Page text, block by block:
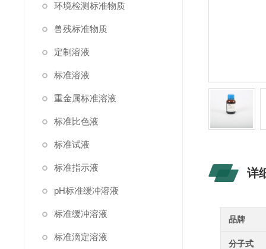
环境检测标准物质
兽残标准物质
定制溶液
标准溶液
重金属标准溶液
标准比色液
标准试液
标准指示液
pH标准缓冲溶液
标准缓冲溶液
标准滴定溶液
详
品牌
分子式